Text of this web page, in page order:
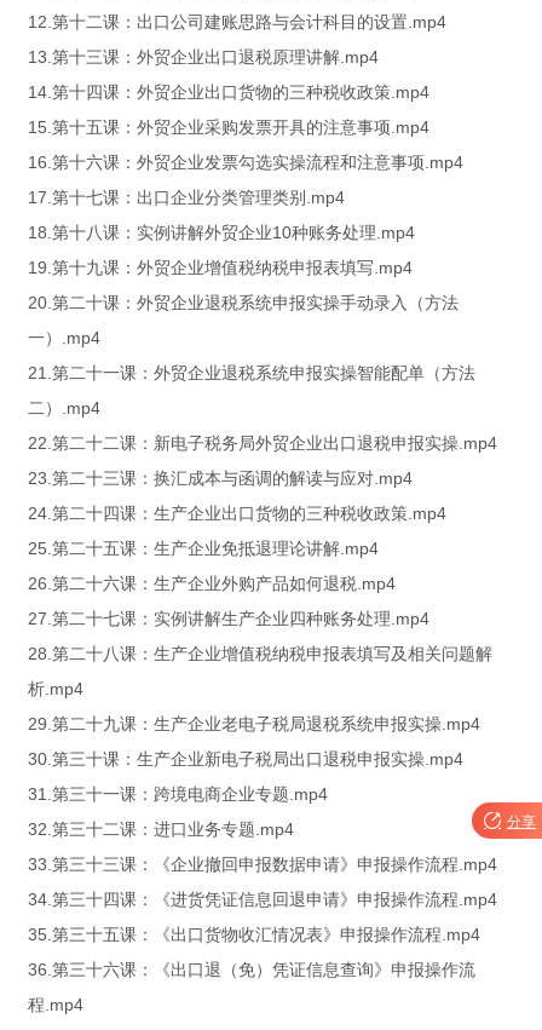
12.第十二课：出口公司建账思路与会计科目的设置.mp4
13.第十三课：外贸企业出口退税原理讲解.mp4
14.第十四课：外贸企业出口货物的三种税收政策.mp4
15.第十五课：外贸企业采购发票开具的注意事项.mp4
16.第十六课：外贸企业发票勾选实操流程和注意事项.mp4
17.第十七课：出口企业分类管理类别.mp4
18.第十八课：实例讲解外贸企业10种账务处理.mp4
19.第十九课：外贸企业增值税纳税申报表填写.mp4
20.第二十课：外贸企业退税系统申报实操手动录入（方法
一）.mp4
21.第二十一课：外贸企业退税系统申报实操智能配单（方法
二）.mp4
22.第二十二课：新电子税务局外贸企业出口退税申报实操.mp4
23.第二十三课：换汇成本与函调的解读与应对.mp4
24.第二十四课：生产企业出口货物的三种税收政策.mp4
25.第二十五课：生产企业免抵退理论讲解.mp4
26.第二十六课：生产企业外购产品如何退税.mp4
27.第二十七课：实例讲解生产企业四种账务处理.mp4
28.第二十八课：生产企业增值税纳税申报表填写及相关问题解
析.mp4
29.第二十九课：生产企业老电子税局退税系统申报实操.mp4
30.第三十课：生产企业新电子税局出口退税申报实操.mp4
31.第三十一课：跨境电商企业专题.mp4
32.第三十二课：进口业务专题.mp4
33.第三十三课：《企业撤回申报数据申请》申报操作流程.mp4
34.第三十四课：《进货凭证信息回退申请》申报操作流程.mp4
35.第三十五课：《出口货物收汇情况表》申报操作流程.mp4
36.第三十六课：《出口退（免）凭证信息查询》申报操作流
程.mp4
 分享